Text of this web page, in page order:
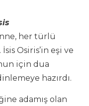
her türlü
Osiris’in eşi ve
için dua
hazırdı.
adamış olan